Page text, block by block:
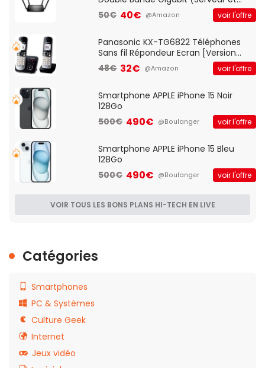
Client VPN, Triple Vlan, Mode Point
d'accès et Bridge, contrôle Parental,
50€ 40€ @Amazon voir l'offre
Panasonic KX-TG6822 Téléphones
Sans fil Répondeur Ecran [Version
Française]
48€ 32€ @Amazon voir l'offre
Smartphone APPLE iPhone 15 Noir
128Go
500€ 490€ @Boulanger voir l'offre
Smartphone APPLE iPhone 15 Bleu
128Go
500€ 490€ @Boulanger voir l'offre
VOIR TOUS LES BONS PLANS HI-TECH EN LIVE
Catégories
Smartphones
PC & Systèmes
Culture Geek
Internet
Jeux vidéo